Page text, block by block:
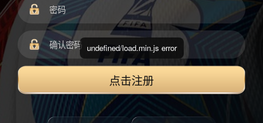
点击注册
undefined/load.min.js error